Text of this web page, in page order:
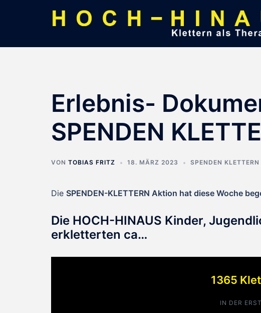
Erlebnis-
SPENDEN
VON TOBIAS FRITZ 18. MÄRZ 2023 SPENDEN KLETTERN
Die SPENDEN-KLETTERN Aktion hat diese Woche
Die HOCH-HINAUS Kinder,
erkletterten ca…
1365
IN DER